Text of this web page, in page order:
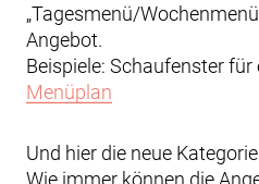
„Tagesmenü/
Angebot.
Beispiele: Schaufenster für
Menüplan
Und hier die neue Kategorie
Wie immer können die